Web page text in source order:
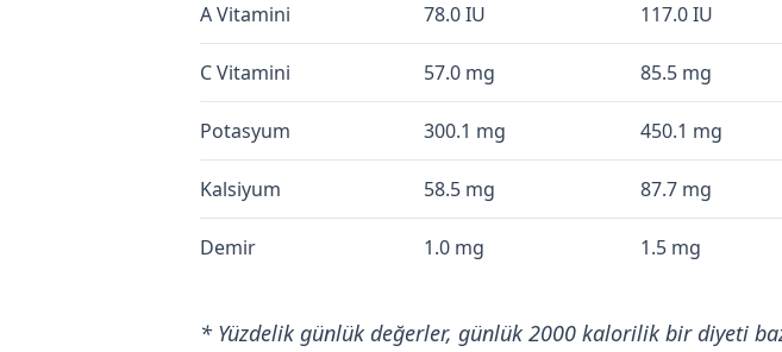
A Vitamini 78.0 IU 117.0 IU
C Vitamini 57.0 mg 85.5 mg
Potasyum 300.1 mg 450.1 mg
Kalsiyum 58.5 mg 87.7 mg
Demir 1.0 mg 1.5 mg
* Yüzdelik günlük değerler, günlük 2000 kalorilik bir diyeti